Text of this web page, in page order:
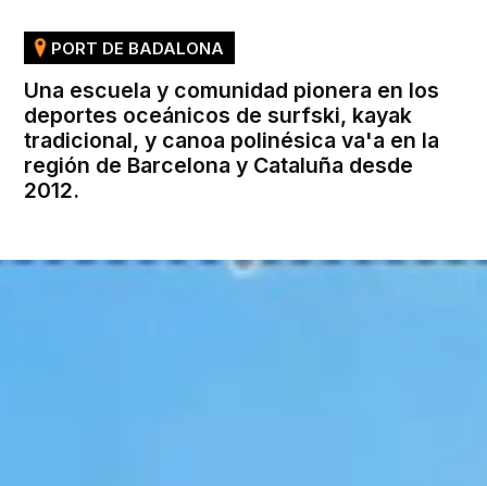
PORT DE BADALONA
Una escuela y comunidad pionera en los
deportes oceánicos de surfski, kayak
tradicional, y canoa polinésica va'a en la
región de Barcelona y Cataluña desde
2012.